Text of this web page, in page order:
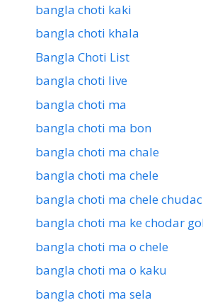
bangla choti kaki
bangla choti khala
Bangla Choti List
bangla choti live
bangla choti ma
bangla choti ma bon
bangla choti ma chale
bangla choti ma chele
bangla choti ma chele
bangla choti ma ke chodar
bangla choti ma o chele
bangla choti ma o kaku
bangla choti ma sela